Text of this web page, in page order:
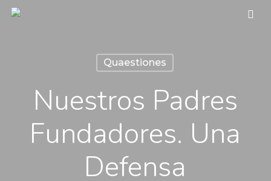
Skip
Quaestiones
Nuestros Padres
Fundadores. Una
Defensa